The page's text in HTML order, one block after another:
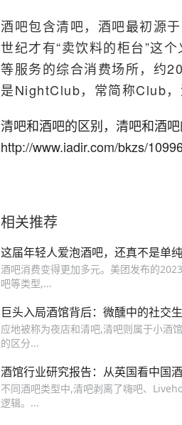
酒吧包含清吧，酒吧最初源
世纪才有“卖饮料的柜台”这
等服务的综合消费场所，约
是NightClub，常简称Club，
清吧和酒吧的区别，清吧和酒
http://www.iadir.com/bkzs/
相关推荐
这届年轻人爱泡酒吧，还真不是单
酒吧消费变得更加多元。美团发布的
吧等类型,...
巨头入局酒馆背后：微醺中的社交
应地被称为夜店和清吧,清吧则属于小酒
的区分...
酒馆行业研究报告：从英国看中国
不同酒吧类型中,清吧剥离了嗨吧、
逻辑。...